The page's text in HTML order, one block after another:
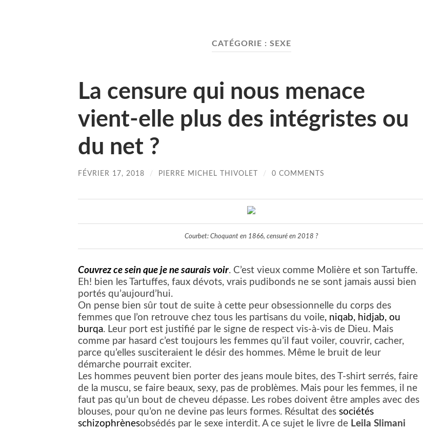
CATÉGORIE : SEXE
La censure qui nous menace
vient-elle plus des intégristes ou
du net ?
FÉVRIER 17, 2018 / PIERRE MICHEL THIVOLET / 0 COMMENTS
Courbet: Choquant en 1866, censuré en 2018 ?
Couvrez ce sein que je ne saurais voir. C’est vieux comme Molière et son Tartuffe.
Eh! bien les Tartuffes, faux dévots, vrais pudibonds ne se sont jamais aussi bien
portés qu’aujourd’hui.
On pense bien sûr tout de suite à cette peur obsessionnelle du corps des
femmes que l’on retrouve chez tous les partisans du voile, niqab, hidjab, ou
burqa. Leur port est justifié par le signe de respect vis-à-vis de Dieu. Mais
comme par hasard c’est toujours les femmes qu’il faut voiler, couvrir, cacher,
parce qu’elles susciteraient le désir des hommes. Même le bruit de leur
démarche pourrait exciter.
Les hommes peuvent bien porter des jeans moule bites, des T-shirt serrés, faire
de la muscu, se faire beaux, sexy, pas de problèmes. Mais pour les femmes, il ne
faut pas qu’un bout de cheveu dépasse. Les robes doivent être amples avec des
blouses, pour qu’on ne devine pas leurs formes. Résultat des sociétés
schizophrènesobsédés par le sexe interdit. A ce sujet le livre de Leila Slimani